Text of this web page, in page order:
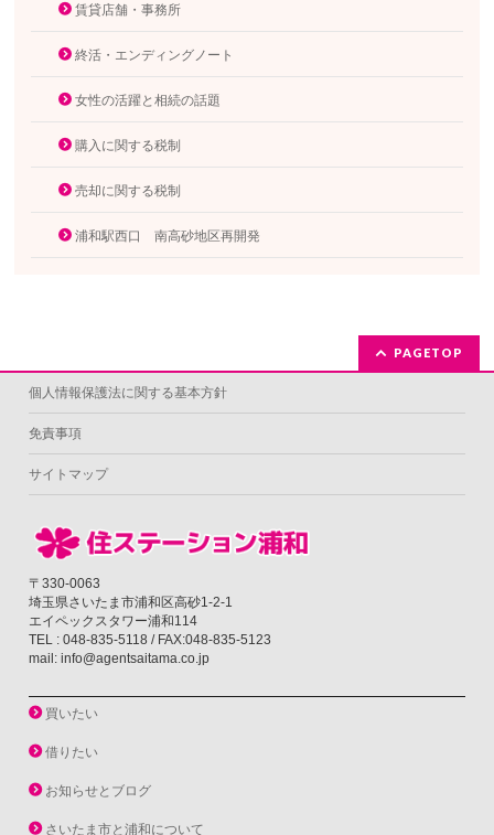
賃貸店舗・事務所
終活・エンディングノート
女性の活躍と相続の話題
購入に関する税制
売却に関する税制
浦和駅西口 南高砂地区再開発
PAGETOP
個人情報保護法に関する基本方針
免責事項
サイトマップ
〒330-0063
埼玉県さいたま市浦和区高砂1-2-1
エイペックスタワー浦和114
TEL : 048-835-5118 / FAX:048-835-5123
mail: info@agentsaitama.co.jp
買いたい
借りたい
お知らせとブログ
さいたま市と浦和について